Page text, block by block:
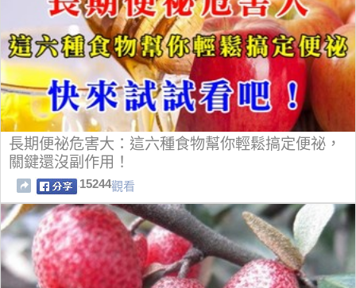
長期便祕危害大：這六種食物幫你輕鬆搞定便祕，
關鍵還沒副作用！
15244觀看